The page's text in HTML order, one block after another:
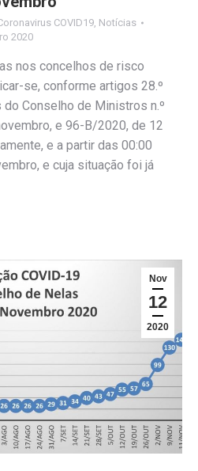
COVID19, Notícias
2020
nos concelhos de risco
se, conforme artigos 28.º
Conselho de Ministros n.º
e 96-B/2020, de 12
e a partir das 00:00
e cuja situação foi já
Nov
12
2020